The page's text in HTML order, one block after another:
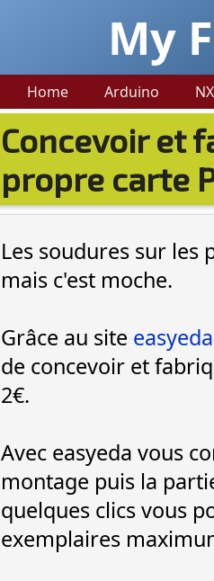
My
Home Arduino
Concevoir et
propre carte
Les soudures sur les
mais c'est moche.
Grâce au site easyeda
de concevoir et
2€.
Avec easyeda vous
montage puis la
quelques clics vous
exemplaires